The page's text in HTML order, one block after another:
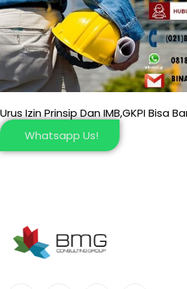
Urus Izin Prinsip Dan IMB,GKPI Bisa
Whatsapp Us!